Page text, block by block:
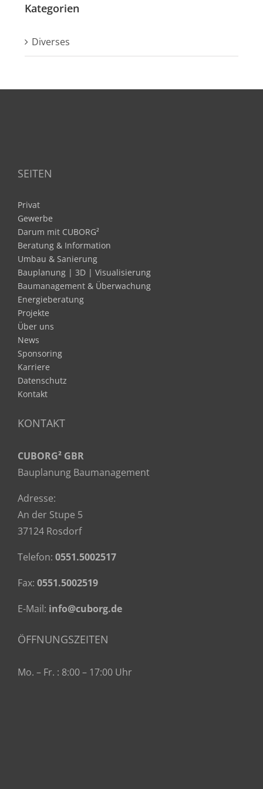
Kategorien
Diverses
SEITEN
Privat
Gewerbe
Darum mit CUBORG²
Beratung & Information
Umbau & Sanierung
Bauplanung | 3D | Visualisierung
Baumanagement & Überwachung
Energieberatung
Projekte
Über uns
News
Sponsoring
Karriere
Datenschutz
Kontakt
KONTAKT
CUBORG² GBR
Bauplanung Baumanagement
Adresse:
An der Stupe 5
37124 Rosdorf
Telefon: 0551.5002517
Fax: 0551.5002519
E-Mail: info@cuborg.de
ÖFFNUNGSZEITEN
Mo. – Fr. : 8:00 – 17:00 Uhr